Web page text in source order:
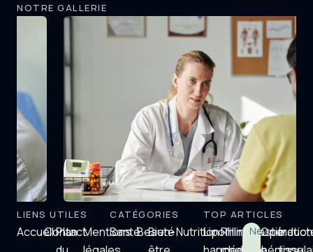
NOTRE GALLERIE
LIENS UTILES
AccueilContact
Plan Mentions
CATÉGORIES
SantéBeauté
Bien-Nutrition
TOP ARTICLES
Lipofilling
Rhinoplastie
New!Opération